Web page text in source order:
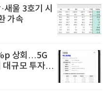
울 3호기 시
가속
상회…5G
대규모 투자